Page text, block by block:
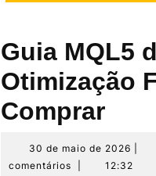
Guia MQL5
Otimização
Comprar
30 de maio de 2026
comentários
12:32